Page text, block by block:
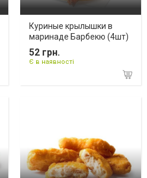
Куриные крылышки в
маринаде Барбекю (4шт)
52 грн.
Є в наявності